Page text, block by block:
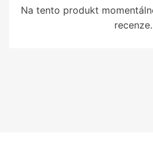
Na tento produkt
recenze.